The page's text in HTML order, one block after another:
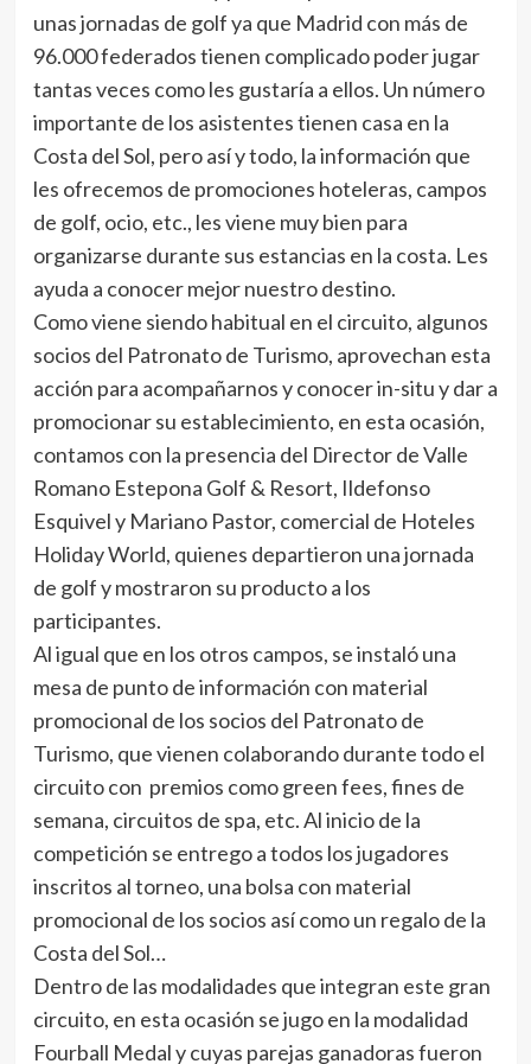
unas jornadas de golf ya que Madrid con más de
96.000 federados tienen complicado poder jugar
tantas veces como les gustaría a ellos. Un número
importante de los asistentes tienen casa en la
Costa del Sol, pero así y todo, la información que
les ofrecemos de promociones hoteleras, campos
de golf, ocio, etc., les viene muy bien para
organizarse durante sus estancias en la costa. Les
ayuda a conocer mejor nuestro destino.
Como viene siendo habitual en el circuito, algunos
socios del Patronato de Turismo, aprovechan esta
acción para acompañarnos y conocer in-situ y dar a
promocionar su establecimiento, en esta ocasión,
contamos con la presencia del Director de Valle
Romano Estepona Golf & Resort, Ildefonso
Esquivel y Mariano Pastor, comercial de Hoteles
Holiday World, quienes departieron una jornada
de golf y mostraron su producto a los
participantes.
Al igual que en los otros campos, se instaló una
mesa de punto de información con material
promocional de los socios del Patronato de
Turismo, que vienen colaborando durante todo el
circuito con premios como green fees, fines de
semana, circuitos de spa, etc. Al inicio de la
competición se entrego a todos los jugadores
inscritos al torneo, una bolsa con material
promocional de los socios así como un regalo de la
Costa del Sol…
Dentro de las modalidades que integran este gran
circuito, en esta ocasión se jugo en la modalidad
Fourball Medal y cuyas parejas ganadoras fueron